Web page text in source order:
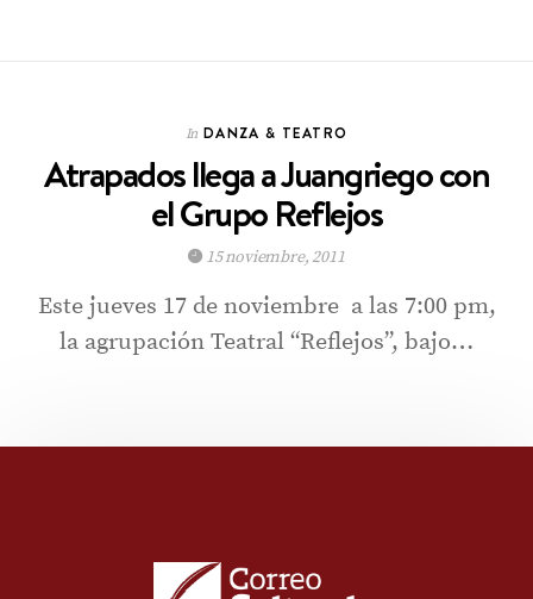
In DANZA & TEATRO
Atrapados llega a Juangriego con
el Grupo Reflejos
15 noviembre, 2011
Este jueves 17 de noviembre a las 7:00 pm,
la agrupación Teatral “Reflejos”, bajo…